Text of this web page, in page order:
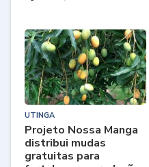
UTINGA
Projeto Nossa Manga
distribui mudas
gratuitas para